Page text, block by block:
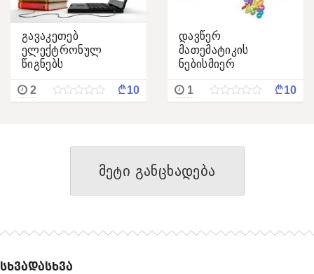
გავაკეთებ
ელექტრონულ
წიგნებს
2 ¢10
დავწერ
მათემატიკის
ნებისმიერ
1 ¢10
მეტი განცხადება
ᲡᲮᲕᲐᲓᲐᲡᲮᲕᲐ